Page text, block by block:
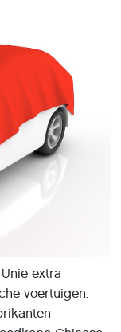
extra
voertuigen.